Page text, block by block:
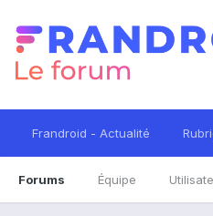
Frandroid - Actualité
Forums Équipe